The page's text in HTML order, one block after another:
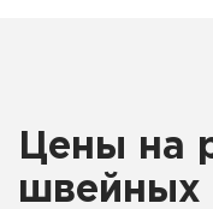
Цены на
швейных